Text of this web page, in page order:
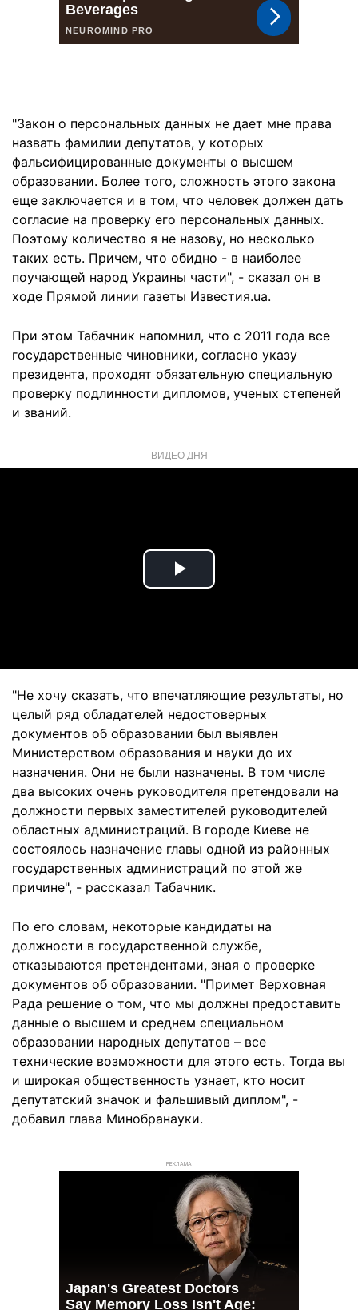
"Закон о персональных данных не дает мне права
назвать фамилии депутатов, у которых
фальсифицированные документы о высшем
образовании. Более того, сложность этого закона
еще заключается и в том, что человек должен дать
согласие на проверку его персональных данных.
Поэтому количество я не назову, но несколько
таких есть. Причем, что обидно - в наиболее
поучающей народ Украины части", - сказал он в
ходе Прямой линии газеты Известия.ua.
При этом Табачник напомнил, что с 2011 года все
государственные чиновники, согласно указу
президента, проходят обязательную специальную
проверку подлинности дипломов, ученых степеней
и званий.
ВИДЕО ДНЯ
Play
"Не хочу сказать, что впечатляющие результаты, но
целый ряд обладателей недостоверных
документов об образовании был выявлен
Министерством образования и науки до их
назначения. Они не были назначены. В том числе
два высоких очень руководителя претендовали на
должности первых заместителей руководителей
областных администраций. В городе Киеве не
состоялось назначение главы одной из районных
государственных администраций по этой же
причине", - рассказал Табачник.
По его словам, некоторые кандидаты на
должности в государственной службе,
отказываются претендентами, зная о проверке
документов об образовании. "Примет Верховная
Рада решение о том, что мы должны предоставить
данные о высшем и среднем специальном
образовании народных депутатов – все
технические возможности для этого есть. Тогда вы
и широкая общественность узнает, кто носит
депутатский значок и фальшивый диплом", -
добавил глава Минобранауки.
РЕКЛАМА